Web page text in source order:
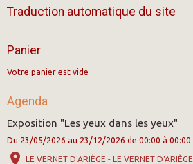
Traduction automatique du site
Panier
Votre panier est vide
Agenda
Exposition "Les yeux dans les yeux"
Du 23/05/2026 au 23/12/2026 de 00:00 à 00:00
LE VERNET D'ARIÈGE - LE VERNET D'ARIÈGE